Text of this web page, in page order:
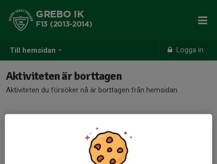
Till hemsidan Logga in
GREBO IK
F13 (2013-2014)
Aktiviteten är borttagen
Aktiviteten du försöker nå är borttagen från hemsidan.